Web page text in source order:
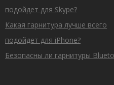
подойдет для Skype?
Какая гарнитура лучше всего
подойдет для iPhone?
Безопасны ли гарнитуры